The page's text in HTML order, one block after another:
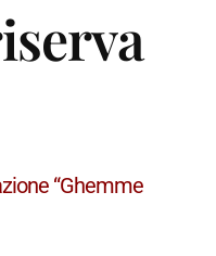
“Ghemme